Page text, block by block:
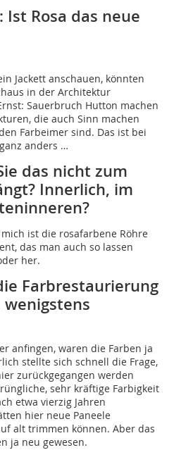
Rosa das neue
Jackett anschauen, könnten
in der Architektur
Sauerbruch Hutton machen
die auch Sinn machen
Farbeimer sind. Das ist bei
anders …
das nicht zum
Innerlich, im
ist die rosafarbene Röhre
das man auch so lassen
her.
Farbrestaurierung
anfingen, waren die Farben ja
stellte sich schnell die Frage,
zurückgegangen werden
sehr kräftige Farbigkeit
etwa vierzig Jahren
hier neue Paneele
alt trimmen können. Aber das
ja neu gewesen.